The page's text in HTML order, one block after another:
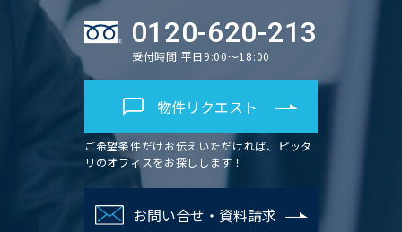
0120-620-213
受付時間 平日9:00～18:00
物件リクエスト
ご希望条件だけお伝えいただければ、ピッタ
リのオフィスをお探しします！
お問い合せ・資料請求